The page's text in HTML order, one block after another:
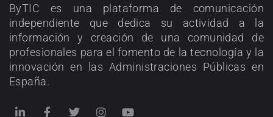
ByTIC es una plataforma de comunicación
independiente que dedica su actividad a la
información y creación de una comunidad de
profesionales para el fomento de la tecnología y la
innovación en las Administraciones Públicas en
España.